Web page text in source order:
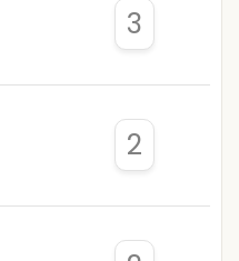
3
2